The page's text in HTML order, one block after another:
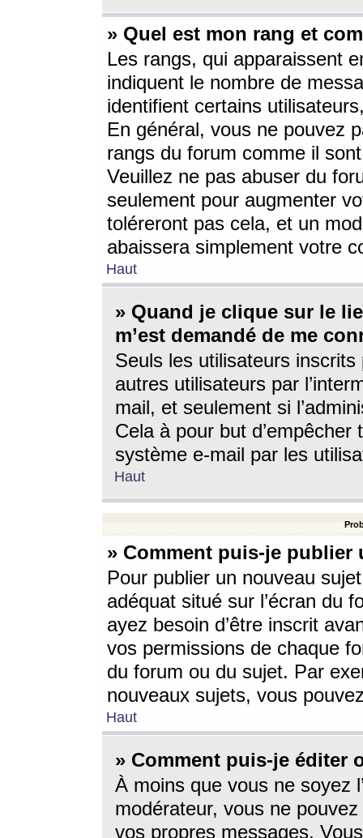
» Quel est mon rang et
Les rangs, qui apparaissent
indiquent le nombre de
identifient certains
En général, vous ne pouvez
rangs du forum comme il
Veuillez ne pas abuser du
seulement pour augmenter
toléreront pas cela, et un
abaissera simplement votre
Haut
» Quand je clique sur le
m’est demandé de me
Seuls les utilisateurs
autres utilisateurs par
mail, et seulement si
Cela à pour but
système e-mail par les
Haut
» Comment puis-je
Pour publier un nouveau
adéquat situé sur l’écran du
ayez besoin d’être inscrit
vos permissions de chaque
du forum ou du sujet. Par
nouveaux sujets, vous
Haut
» Comment puis-je éditer
À moins que vous ne soyez
modérateur, vous ne
vos propres messages.